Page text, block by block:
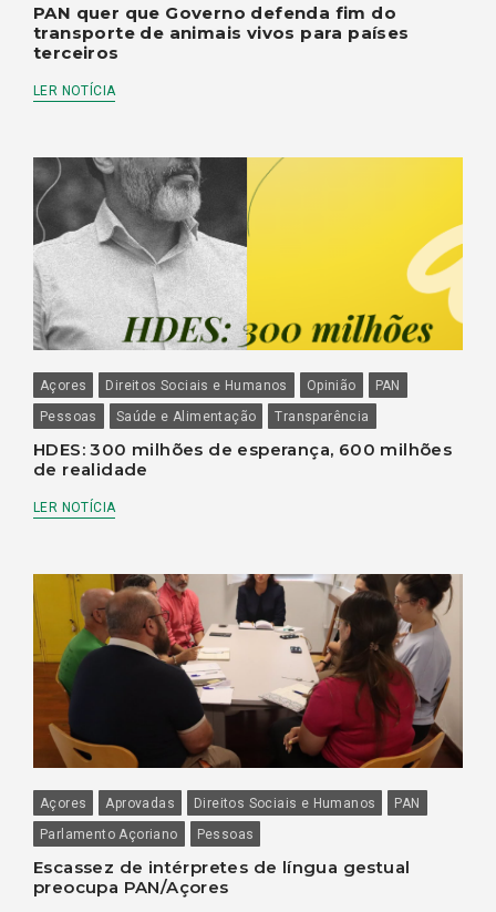
PAN quer que Governo defenda fim do
transporte de animais vivos para países
terceiros
LER NOTÍCIA
Açores Direitos Sociais e Humanos Opinião
PAN
Pessoas
Saúde e Alimentação Transparência
HDES: 300 milhões de esperança, 600 milhões
de realidade
LER NOTÍCIA
Açores Aprovadas Direitos Sociais e Humanos
PAN
Parlamento Açoriano
Pessoas
Escassez de intérpretes de língua gestual
preocupa PAN/Açores